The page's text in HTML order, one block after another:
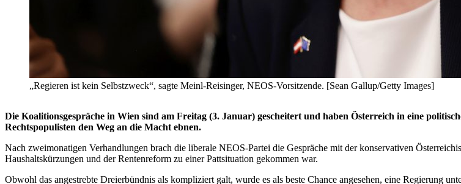
„Regieren ist kein Selbstzweck“, sagte Meinl-Reisinger, NEOS-Vorsitzende. [Sean Gallup/Getty Images]
Die Koalitionsgespräche in Wien sind am Freitag (3. Januar) gescheitert und haben Österreich in eine
Rechtspopulisten den Weg an die Macht ebnen.
Nach zweimonatigen Verhandlungen brach die liberale NEOS-Partei die Gespräche mit der konservativen
Haushaltskürzungen und der Rentenreform zu einer Pattsituation gekommen war.
Obwohl das angestrebte Dreierbündnis als kompliziert galt, wurde es als beste Chance angesehen, eine Regierung